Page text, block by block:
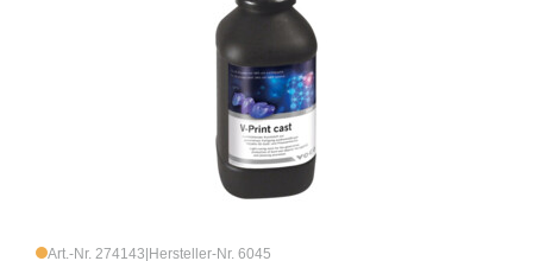
Art.-Nr. 274143 Hersteller-Nr. 6045